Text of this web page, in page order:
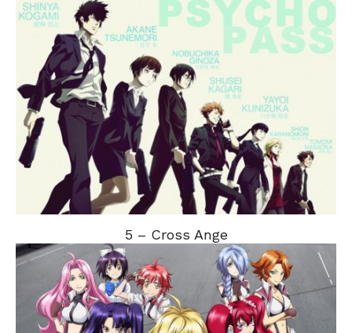
5 – Cross Ange